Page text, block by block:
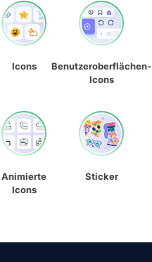
Icons
Benutzeroberflächen-
Icons
Animierte
Icons
Sticker